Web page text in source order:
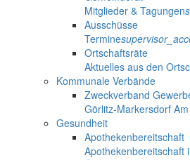
Mitglieder & Tagungen
Ausschüsse
Termine
Ortschaftsräte
Aktuelles aus den
Kommunale Verbände
Zweckverband
Görlitz-Markersdorf
Gesundheit
Apothekenbereitschaft
Apothekenbereitschaft